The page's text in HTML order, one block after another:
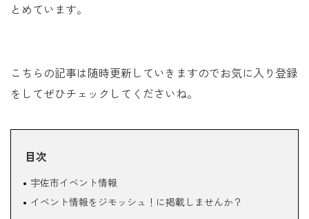
とめています。
こちらの記事は随時更新していきますのでお気に入り登録
をしてぜひチェックしてくださいね。
目次
宇佐市イベント情報
イベント情報をジモッシュ！に掲載しませんか？